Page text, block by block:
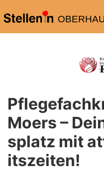
Moers –
splatz mit
itszeiten!